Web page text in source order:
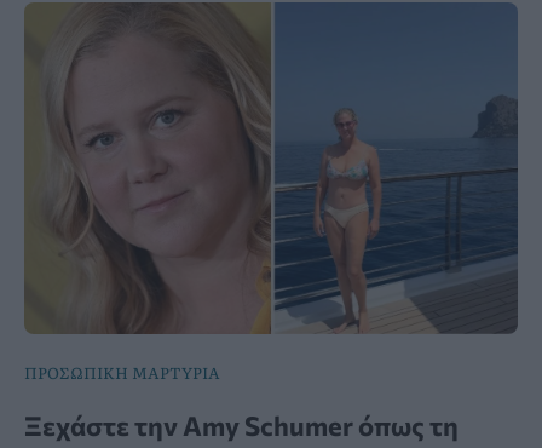
ΠΡΟΣΩΠΙΚΗ ΜΑΡΤΥΡΙΑ
Ξεχάστε την Amy Schumer όπως τη